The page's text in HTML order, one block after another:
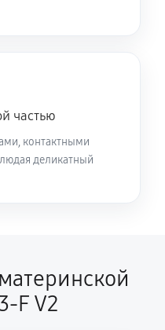
частью
контактными
деликатный
F V2